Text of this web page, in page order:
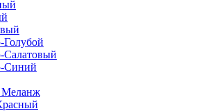
Голубой
Салатовый
Синий